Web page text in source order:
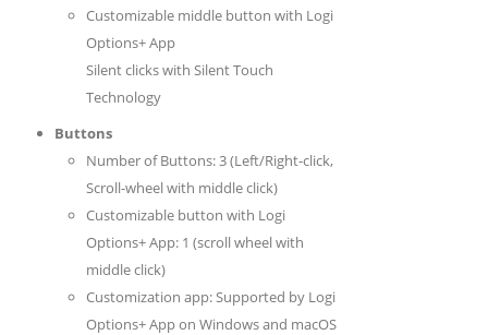
Customizable middle button with Logi
Options+ App
Silent clicks with Silent Touch
Technology
Buttons
Number of Buttons: 3 (Left/Right-click,
Scroll-wheel with middle click)
Customizable button with Logi
Options+ App: 1 (scroll wheel with
middle click)
Customization app: Supported by Logi
Options+ App on Windows and macOS